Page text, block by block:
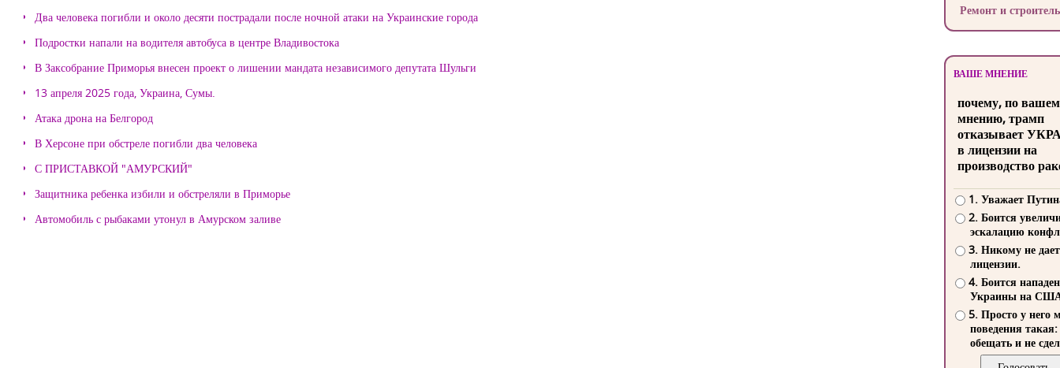
Два человека погибли и около десяти пострадали после ночной атаки на Украинские города
Подростки напали на водителя автобуса в центре Владивостока
В Заксобрание Приморья внесен проект о лишении мандата независимого депутата Шульги
13 апреля 2025 года, Украина, Сумы.
Атака дрона на Белгород
В Херсоне при обстреле погибли два человека
С ПРИСТАВКОЙ "АМУРСКИЙ"
Защитника ребенка избили и обстреляли в Приморье
Автомобиль с рыбаками утонул в Амурском заливе
Ремонт и
ВАШЕ МНЕНИЕ
почему, по
мнению, трамп
отказывает
в лицензии на
производство
1. Уважает
2. Боится
эскалацию
3. Никому не
лицензии.
4. Боится
Украины на
5. Просто у него
поведения такая:
обещать и не